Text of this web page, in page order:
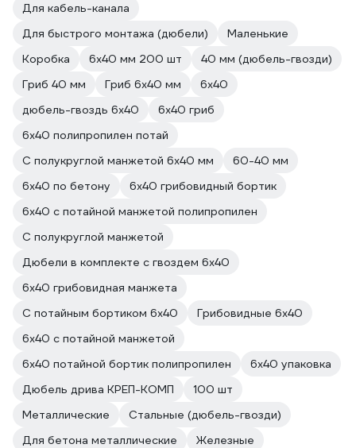
Для кабель-канала
Для быстрого монтажа (дюбели)
Маленькие
Коробка
6х40 мм 200 шт
40 мм (дюбель-гвозди)
Гриб 40 мм
Гриб 6х40 мм
6х40
дюбель-гвоздь 6х40
6х40 гриб
6х40 полипропилен потай
С полукруглой манжетой 6x40 мм
60-40 мм
6х40 по бетону
6х40 грибовидный бортик
6х40 с потайной манжетой полипропилен
С полукруглой манжетой
Дюбели в комплекте с гвоздем 6х40
6х40 грибовидная манжета
С потайным бортиком 6х40
Грибовидные 6х40
6х40 с потайной манжетой
6х40 потайной бортик полипропилен
6х40 упаковка
Дюбель дрива КРЕП-КОМП
100 шт
Металлические
Стальные (дюбель-гвозди)
Для бетона металлические
Железные